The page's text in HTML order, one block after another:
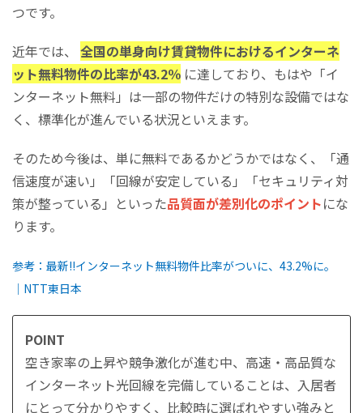
つです。
近年では、 全国の単身向け賃貸物件におけるインターネ
ット無料物件の比率が43.2％ に達しており、もはや「イ
ンターネット無料」は一部の物件だけの特別な設備ではな
く、標準化が進んでいる状況といえます。
そのため今後は、単に無料であるかどうかではなく、「通
信速度が速い」「回線が安定している」「セキュリティ対
策が整っている」といった品質面が差別化のポイントにな
ります。
参考：最新!!インターネット無料物件比率がついに、43.2%に。
│NTT東日本
POINT
空き家率の上昇や競争激化が進む中、高速・高品質な
インターネット光回線を完備していることは、入居者
にとって分かりやすく、比較時に選ばれやすい強みと